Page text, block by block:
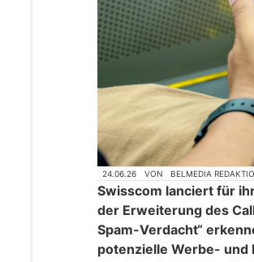
24.06.26 VON BELMEDIA
Swisscom lanciert für
der Erweiterung des
Spam-Verdacht“
potenzielle Werbe- und